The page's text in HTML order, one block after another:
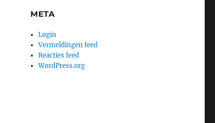
META
Login
Vermeldingen feed
Reacties feed
WordPress.org